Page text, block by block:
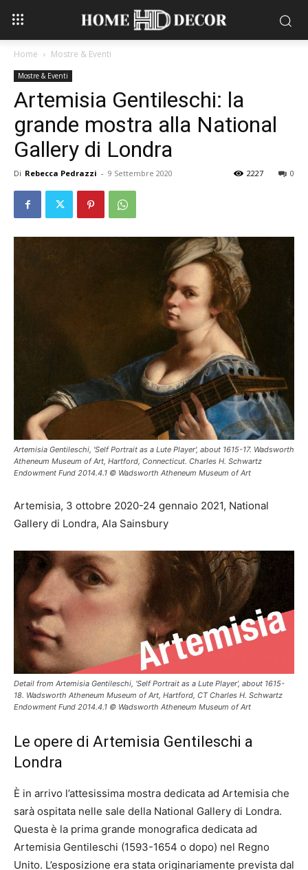
Home Mostre & Eventi
Mostre & Eventi
Artemisia Gentileschi: la
grande mostra alla National
Gallery di Londra
Di Rebecca Pedrazzi - 9 Settembre 2020 0
2227
Artemisia Gentileschi, 'Self Portrait as a Lute Player', about 1615-17. Wadsworth
Atheneum Museum of Art, Hartford, Connecticut. Charles H. Schwartz
Endowment Fund 2014.4.1 © Wadsworth Atheneum Museum of Art
Artemisia, 3 ottobre 2020-24 gennaio 2021, National
Gallery di Londra, Ala Sainsbury
Detail from Artemisia Gentileschi, ‘Self Portrait as a Lute Player’, about 1615-
18. Wadsworth Atheneum Museum of Art, Hartford, CT Charles H. Schwartz
Endowment Fund 2014.4.1 ©️ Wadsworth Atheneum Museum of Art
Le opere di Artemisia Gentileschi a
Londra
È in arrivo l’attesissima mostra dedicata ad Artemisia che
sarà ospitata nelle sale della National Gallery di Londra.
Questa è la prima grande monografica dedicata ad
Artemisia Gentileschi (1593-1654 o dopo) nel Regno
Unito. L’esposizione era stata originariamente prevista dal